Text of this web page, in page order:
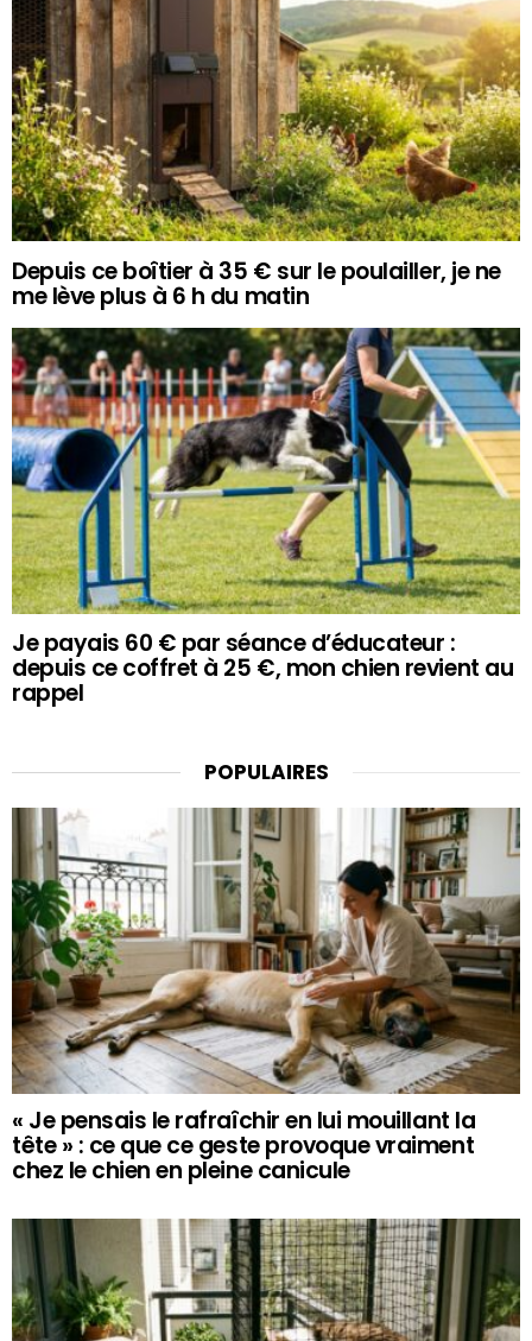
Depuis ce boîtier à 35 € sur le poulailler, je ne
me lève plus à 6 h du matin
Je payais 60 € par séance d’éducateur :
depuis ce coffret à 25 €, mon chien revient au
rappel
POPULAIRES
« Je pensais le rafraîchir en lui mouillant la
tête » : ce que ce geste provoque vraiment
chez le chien en pleine canicule